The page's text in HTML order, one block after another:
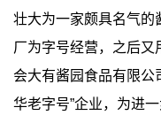
壮大为一家颇具名气的
厂为字号经营，之后又
会大有酱园食品有限公
华老字号”企业，为进